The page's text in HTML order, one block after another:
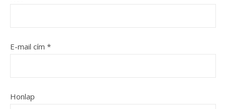
E-mail cím *
Honlap